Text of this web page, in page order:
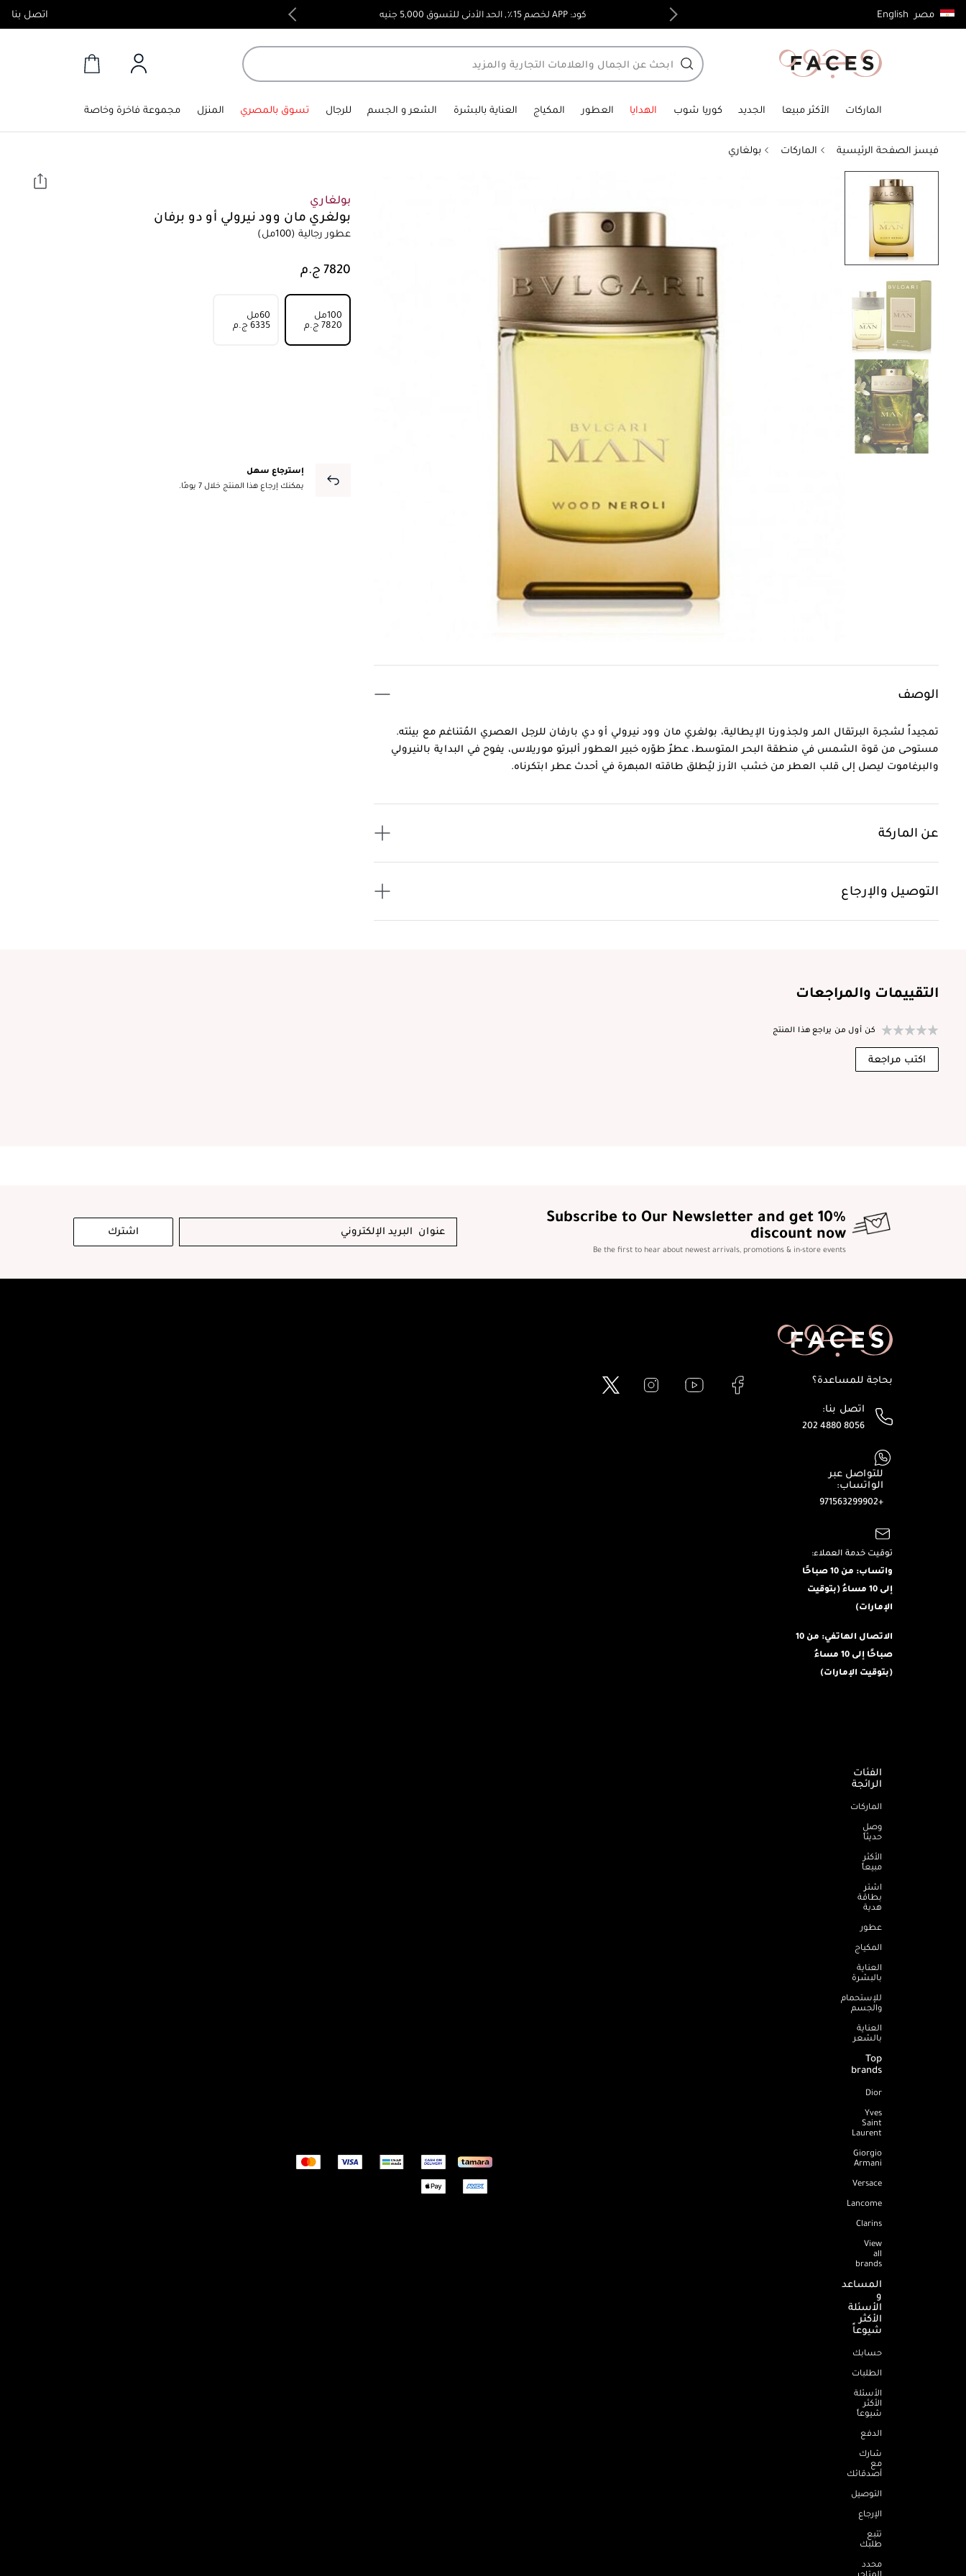
مصر English اتصل بنا كود: APP لخصم 15٪, الحد الأدنى للتسوق 5,000 جنيه توصيل مجاني لجميع الطلبات فوق 4,000ج.م
الماركات الأكثر مبيعا الجديد كوريا شوب الهدايا العطور المكياج العناية بالبشرة الشعر و الجسم للرجال تسوق بالمصري المنزل مجموعة فاخرة وخاصة
فيسز الصفحة الرئيسية الماركات بولغاري
الوصف
تمجيداً لشجرة البرتقال المر ولجذورنا الإيطالية، بولغري مان وود نيرولي أو دي بارفان للرجل العصري المُتناغم مع بيئته.
مستوحى من قوة الشمس في منطقة البحر المتوسط، عطرٌ طوّره خبير العطور ألبرتو موريلاس، يفوح في البداية بالنيرولي
والبرغاموت ليصل إلى قلب العطر من خشب الأرز ليُطلق طاقته المبهرة في أحدث عطر ابتكرناه.
عن الماركة
التوصيل والإرجاع
بولغاري
بولغري مان وود نيرولي أو دو برفان
عطور رجالية (100مل)
100مل
⁦7820⁩ ج.م
60مل
⁦6335⁩ ج.م
إسترجاع سهل
يمكنك إرجاع هذا المنتج خلال 7 يومًا.
التقييمات والمراجعات
كن أول من يراجع هذا المنتج
اكتب مراجعة
Subscribe to Our Newsletter and get 10%
discount now
Be the first to hear about newest arrivals, promotions & in-store events
اشترك
بحاجة للمساعدة؟
اتصل بنا:
202 4880 8056
للتواصل عبر
الواتساب:
+971563299902
توقيت خدمة العملاء:
واتساب: من 10 صباحًا
إلى 10 مساءُ (بتوقيت
الإمارات)
الاتصال الهاتفي: من 10
صباحًا إلى 10 مساءُ
(بتوقيت الإمارات)
الفئات
الرائجة
الماركات
وصل
حديثاً
الأكثر
مبيعاً
اشترِ
بطاقة
هدية
عطور
المكياج
العناية
بالبشرة
للإستحمام
والجسم
العناية
بالشعر
Top
brands
Dior
Yves
Saint
Laurent
Giorgio
Armani
Versace
Lancome
Clarins
View
all
brands
المساعد
و
الأسئلة
الأكثر
شيوعاً
حسابك
الطلبات
الأسئلة
الأكثر
شيوعاً
الدفع
شارك
مع
أصدقائك
التوصيل
الإرجاع
تتبع
طلبك
محدد